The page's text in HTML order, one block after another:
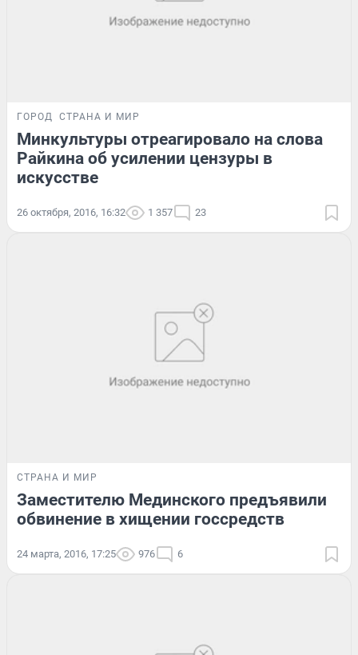
ГОРОД СТРАНА И МИР
Минкультуры отреагировало на слова
Райкина об усилении цензуры в
искусстве
26 октября, 2016, 16:32 1 357 23
СТРАНА И МИР
Заместителю Мединского предъявили
обвинение в хищении госсредств
24 марта, 2016, 17:25 976 6